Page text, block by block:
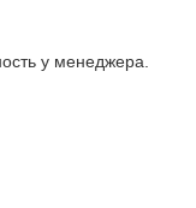
у менеджера.